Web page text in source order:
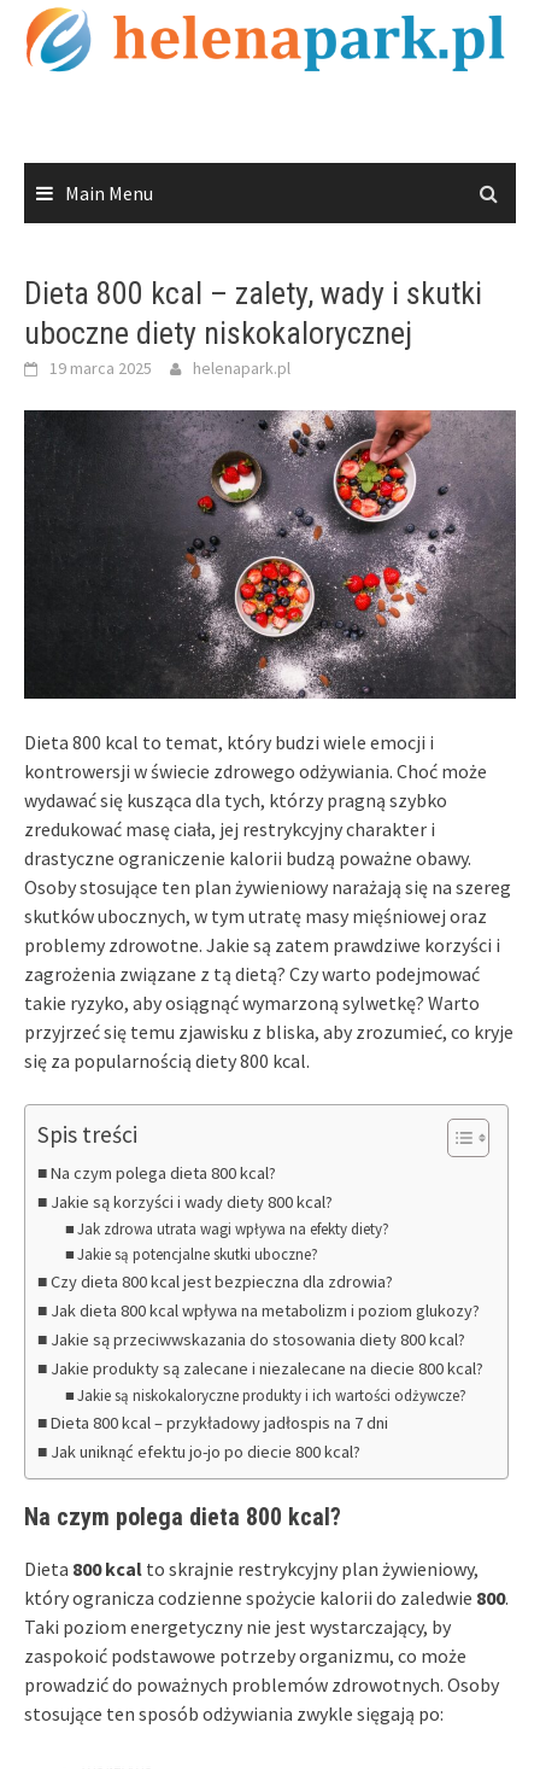
Skip
content
Main Menu
Dieta 800 kcal – zalety, wady i skutki
uboczne diety niskokalorycznej
19 marca 2025 helenapark.pl
Dieta 800 kcal to temat, który budzi wiele emocji i
kontrowersji w świecie zdrowego odżywiania. Choć może
wydawać się kusząca dla tych, którzy pragną szybko
zredukować masę ciała, jej restrykcyjny charakter i
drastyczne ograniczenie kalorii budzą poważne obawy.
Osoby stosujące ten plan żywieniowy narażają się na szereg
skutków ubocznych, w tym utratę masy mięśniowej oraz
problemy zdrowotne. Jakie są zatem prawdziwe korzyści i
zagrożenia związane z tą dietą? Czy warto podejmować
takie ryzyko, aby osiągnąć wymarzoną sylwetkę? Warto
przyjrzeć się temu zjawisku z bliska, aby zrozumieć, co kryje
się za popularnością diety 800 kcal.
Spis treści
Na czym polega dieta 800 kcal?
Jakie są korzyści i wady diety 800 kcal?
Jak zdrowa utrata wagi wpływa na efekty diety?
Jakie są potencjalne skutki uboczne?
Czy dieta 800 kcal jest bezpieczna dla zdrowia?
Jak dieta 800 kcal wpływa na metabolizm i poziom glukozy?
Jakie są przeciwwskazania do stosowania diety 800 kcal?
Jakie produkty są zalecane i niezalecane na diecie 800 kcal?
Jakie są niskokaloryczne produkty i ich wartości odżywcze?
Dieta 800 kcal – przykładowy jadłospis na 7 dni
Jak uniknąć efektu jo-jo po diecie 800 kcal?
Na czym polega dieta 800 kcal?
Dieta 800 kcal to skrajnie restrykcyjny plan żywieniowy,
który ogranicza codzienne spożycie kalorii do zaledwie 800.
Taki poziom energetyczny nie jest wystarczający, by
zaspokoić podstawowe potrzeby organizmu, co może
prowadzić do poważnych problemów zdrowotnych. Osoby
stosujące ten sposób odżywiania zwykle sięgają po: